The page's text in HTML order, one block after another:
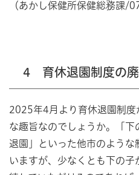
（あかし保健所保健総務課/
4 育休退園制度の廃
2025年4月より育休退園制度
な趣旨なのでしょうか。「
退園」といった他市のよう
いますが、少なくとも下の